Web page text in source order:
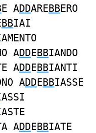
E ADDAREBBERO
BBIAI
ADDEBBIANDO
ADDEBBIANTI
ADDEBBIASSE
ADDEBBIATE